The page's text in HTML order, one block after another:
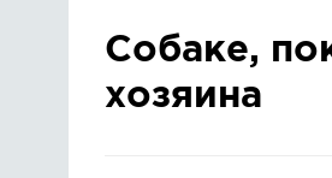
Собаке,
хозяина